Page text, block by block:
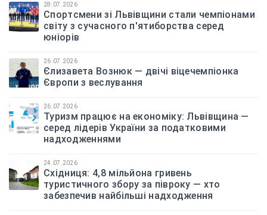
28.07.2026
Спортсмени зі Львівщини стали чемпіонами
світу з сучасного п'ятиборства серед
юніорів
26.07.2026
Єлизавета Вознюк — двічі віцечемпіонка
Європи з веслування
26.07.2026
Туризм працює на економіку: Львівщина —
серед лідерів України за податковими
надходженнями
24.07.2026
Східниця: 4,8 мільйона гривень
туристичного збору за півроку — хто
забезпечив найбільші надходження